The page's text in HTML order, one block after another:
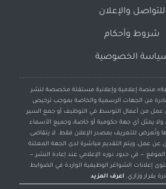
للتواصل والإعلان
شروط وأحكام
الخصوصية
منصة إعلامية وإعلانية مستقلة مخصصة لنشر
من الجهات الرسمية والخاصة بموجب ترخيص
عمل من أعمال التوسط في التوظيف أو جمع السير
ولا يمثل أي جهة حكومية أو خاصة، وجميع الأسماء
وتُعرض للتعريف بمصدر الإعلان فقط. لا يتقاضى
عن عمل، ويتم التقديم مباشرة لدى الجهة المعلنة
الموقع — في حدود دوره الإعلامي عند إعادة النشر —
إعلانات الشواغر الوظيفية الواردة في الضوابط
بقرار وزاري. اعرف المزيد